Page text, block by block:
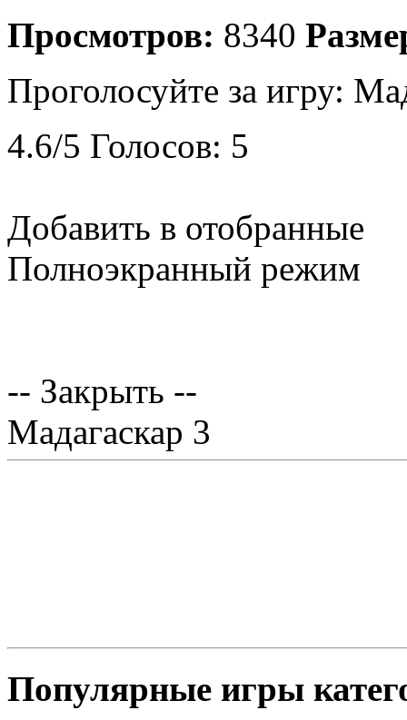
Просмотров: 8340
Проголосуйте за игру:
4.6/5 Голосов: 5
Добавить в отобранные
Полноэкранный режим
-- Закрыть --
Мадагаскар 3
Популярные игры